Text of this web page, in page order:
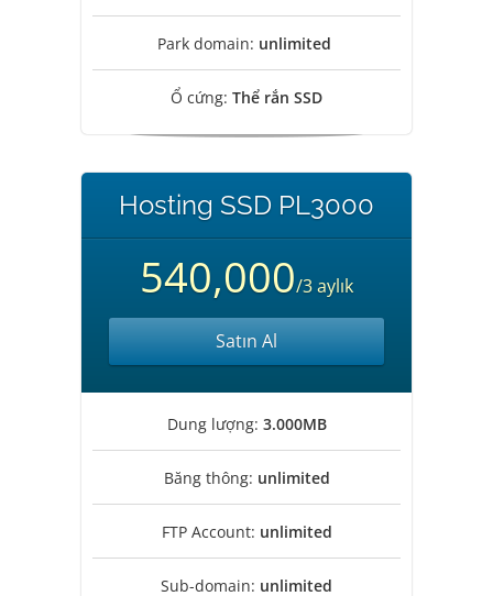
Park domain: unlimited
Ổ cứng: Thể rắn SSD
Hosting SSD PL3000
540,000/3 aylık
Satın Al
Dung lượng: 3.000MB
Băng thông: unlimited
FTP Account: unlimited
Sub-domain: unlimited